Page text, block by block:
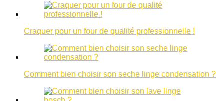
Craquer pour un four de qualité professionnelle !
Comment bien choisir son seche linge condensation ?